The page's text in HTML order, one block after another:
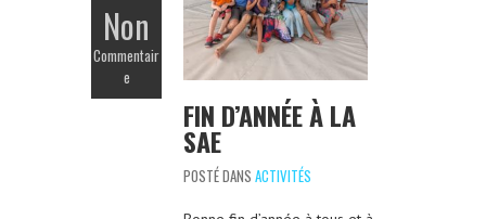
Non
Commentair
e
FIN D’ANNÉE À LA
SAE
POSTÉ DANS ACTIVITÉS